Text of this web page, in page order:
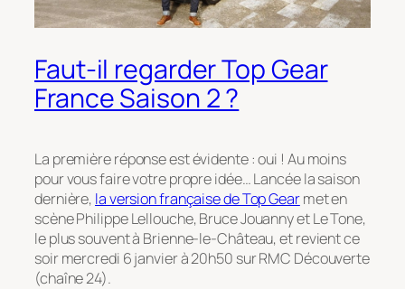
Faut-il regarder Top Gear
France Saison 2 ?
La première réponse est évidente : oui ! Au moins
pour vous faire votre propre idée… Lancée la saison
dernière, la version française de Top Gearmet en
scène Philippe Lellouche, Bruce Jouanny et Le Tone,
le plus souvent à Brienne-le-Château, et revient ce
soir mercredi 6 janvier à 20h50 sur RMC Découverte
(chaîne 24).